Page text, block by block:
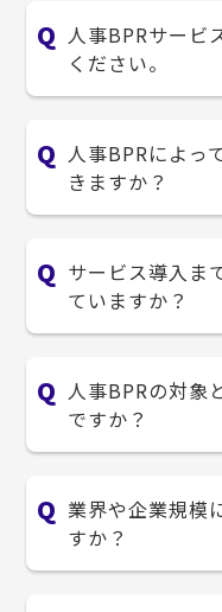
人事BPRサービ
ください。
人事BPRによっ
きますか？
サービス導入ま
ていますか？
人事BPRの対象
ですか？
業界や企業規模
すか？